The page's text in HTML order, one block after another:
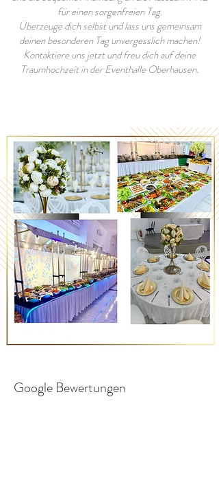
für einen sorgenfreien Tag.
Überzeuge dich selbst und lass uns gemeinsam
deinen besonderen Tag unvergesslich machen!
Kontaktiere uns jetzt und freu dich auf deine
Traumhochzeit in der Eventhalle Oberhausen.
Google Bewertungen